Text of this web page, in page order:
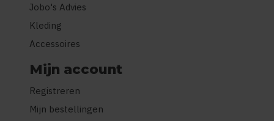
Jobo's Advies
Kleding
Accessoires
Mijn account
Registreren
Mijn bestellingen